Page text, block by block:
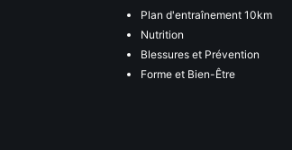
Plan d'entraînement 10km
Nutrition
Blessures et Prévention
Forme et Bien-Être